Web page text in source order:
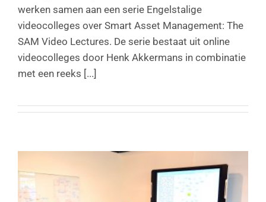
werken samen aan een serie Engelstalige
videocolleges over Smart Asset Management: The
SAM Video Lectures. De serie bestaat uit online
videocolleges door Henk Akkermans in combinatie
met een reeks [...]